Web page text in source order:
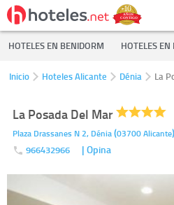
HOTELES EN BENIDORM HOTELES
Inicio Hoteles Alicante Dénia La
La Posada Del Mar
Plaza Drassanes N 2, Dénia(03700Alicante)
966432966 | Opina